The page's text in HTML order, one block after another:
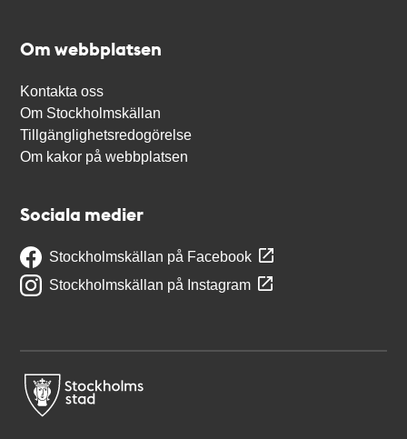
Om webbplatsen
Kontakta oss
Om Stockholmskällan
Tillgänglighetsredogörelse
Om kakor på webbplatsen
Sociala medier
Stockholmskällan på Facebook
Stockholmskällan på Instagram